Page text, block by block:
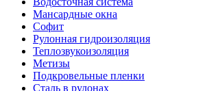
Мансардные окна
Софит
Рулонная гидроизоляция
Теплозвукоизоляция
Метизы
Подкровельные пленки
Сталь в рулонах